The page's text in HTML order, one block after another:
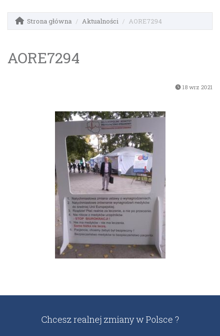
Strona główna Aktualności AORE7294
AORE7294
18 wrz 2021
Chcesz realnej zmiany w Polsce ?